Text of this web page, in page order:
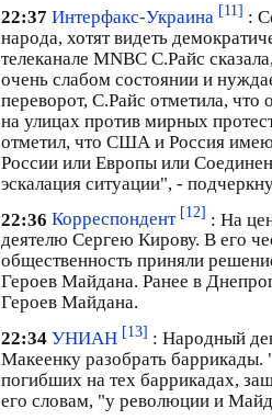
22:37 Интерфакс-Украина [11] :
народа, хотят видеть
телеканале MNBC С.Райс
очень слабом состоянии и
переворот, С.Райс отметила, что
на улицах против мирных
отметил, что США и Россия
России или Европы или
эскалация ситуации", -
22:36 Корреспондент [12] : На
деятелю Сергею Кирову. В его
общественность приняли
Героев Майдана. Ранее в
Героев Майдана.
22:34 УНИАН [13] : Народный
Макеенку разобрать
погибших на тех баррикадах,
его словам, "у революции и